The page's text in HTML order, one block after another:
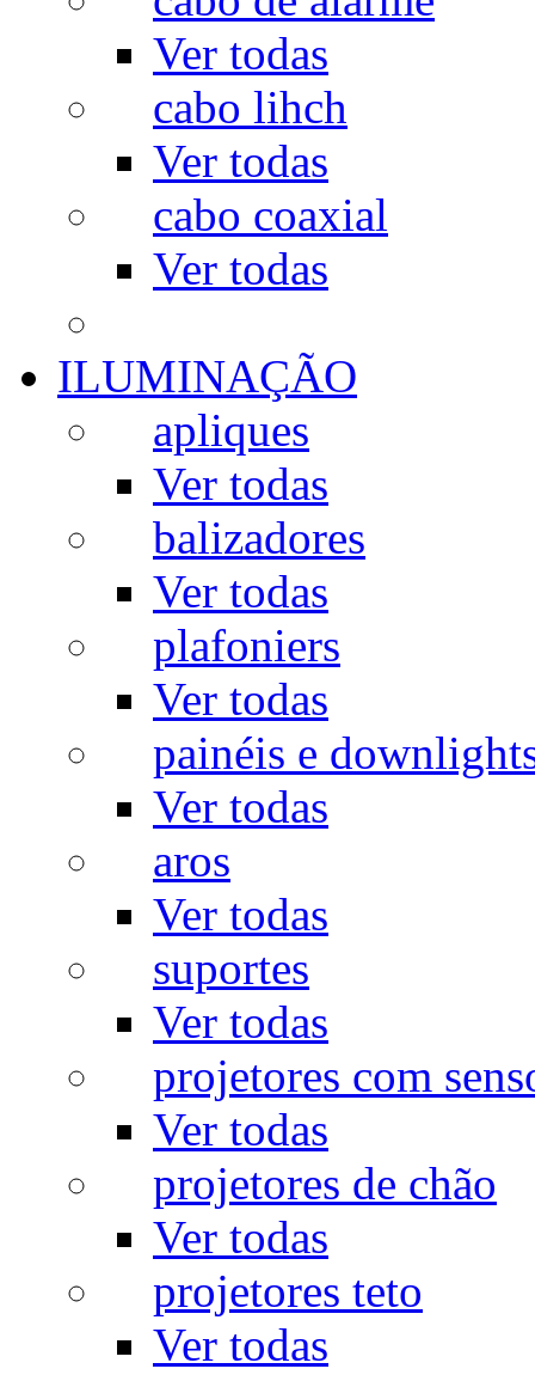
Ver todas
cabo lihch
Ver todas
cabo coaxial
Ver todas
ILUMINAÇÃO
apliques
Ver todas
balizadores
Ver todas
plafoniers
Ver todas
painéis e
Ver todas
aros
Ver todas
suportes
Ver todas
projetores com
Ver todas
projetores de chão
Ver todas
projetores teto
Ver todas